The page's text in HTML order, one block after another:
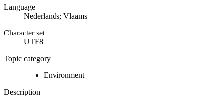
Language
Nederlands; Vlaams
Character set
UTF8
Topic category
Environment
Description